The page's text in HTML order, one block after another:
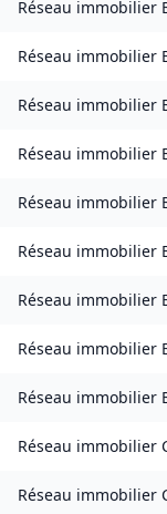
Réseau immobilier
Réseau immobilier
Réseau immobilier
Réseau immobilier
Réseau immobilier
Réseau immobilier
Réseau immobilier
Réseau immobilier
Réseau immobilier
Réseau immobilier
Réseau immobilier